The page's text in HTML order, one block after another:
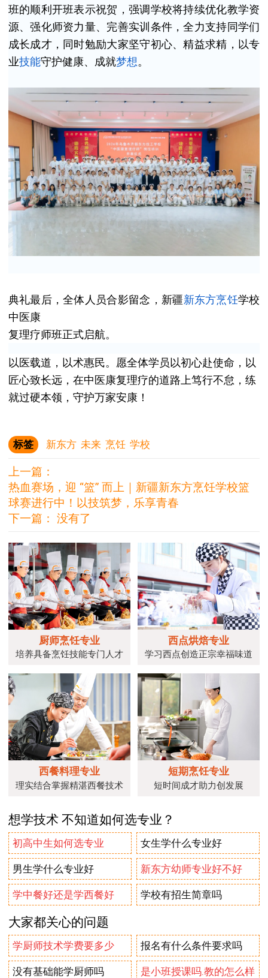
班的顺利开班表示祝贺，强调学校将持续优化教学资
源、强化师资力量、完善实训条件，全力支持同学们
成长成才，同时勉励大家坚守初心、精益求精，以专
业技能守护健康、成就梦想。
典礼最后，全体人员合影留念，新疆新东方烹饪学校
中医康
复理疗师班正式启航。
以医载道，以术惠民。愿全体学员以初心赴使命，以
匠心致长远，在中医康复理疗的道路上笃行不怠，练
就过硬本领，守护万家安康！
标签 新东方 未来 烹饪 学校
上一篇：
热血赛场，迎 “篮” 而上｜新疆新东方烹饪学校篮
球赛进行中！以技筑梦，乐享青春
下一篇： 没有了
厨师烹饪专业
培养具备烹饪技能专门人才
西点烘焙专业
学习西点创造正宗幸福味道
西餐料理专业
理实结合掌握精湛西餐技术
短期烹饪专业
短时间成才助力创发展
想学技术 不知道如何选专业？
初高中生如何选专业 女生学什么专业好
男生学什么专业好 新东方幼师专业好不好
学中餐好还是学西餐好 学校有招生简章吗
大家都关心的问题
学厨师技术学费要多少 报名有什么条件要求吗
没有基础能学厨师吗 是小班授课吗.教的怎么样